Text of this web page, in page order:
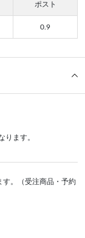
ポスト
0.9
ります。
す。（受注商品・予約